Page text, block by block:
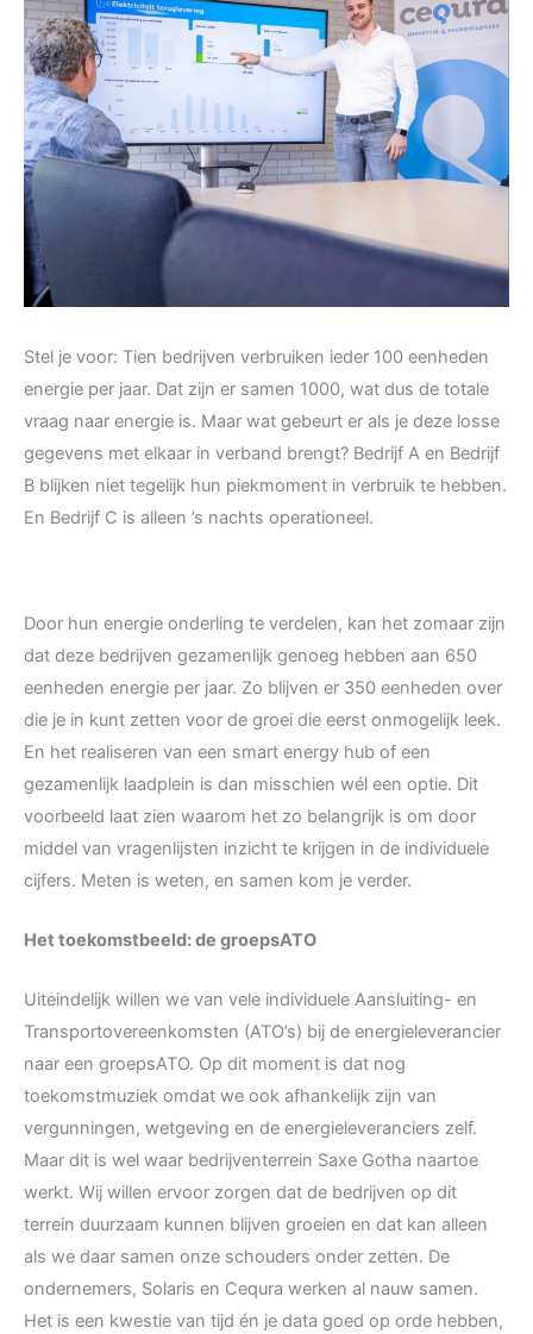
Stel je voor: Tien bedrijven verbruiken ieder 100 eenheden
energie per jaar. Dat zijn er samen 1000, wat dus de totale
vraag naar energie is. Maar wat gebeurt er als je deze losse
gegevens met elkaar in verband brengt? Bedrijf A en Bedrijf
B blijken niet tegelijk hun piekmoment in verbruik te hebben.
En Bedrijf C is alleen ’s nachts operationeel.
Door hun energie onderling te verdelen, kan het zomaar zijn
dat deze bedrijven gezamenlijk genoeg hebben aan 650
eenheden energie per jaar. Zo blijven er 350 eenheden over
die je in kunt zetten voor de groei die eerst onmogelijk leek.
En het realiseren van een smart energy hub of een
gezamenlijk laadplein is dan misschien wél een optie. Dit
voorbeeld laat zien waarom het zo belangrijk is om door
middel van vragenlijsten inzicht te krijgen in de individuele
cijfers. Meten is weten, en samen kom je verder.
Het toekomstbeeld: de groepsATO
Uiteindelijk willen we van vele individuele Aansluiting- en
Transportovereenkomsten (ATO’s) bij de energieleverancier
naar een groepsATO. Op dit moment is dat nog
toekomstmuziek omdat we ook afhankelijk zijn van
vergunningen, wetgeving en de energieleveranciers zelf.
Maar dit is wel waar bedrijventerrein Saxe Gotha naartoe
werkt. Wij willen ervoor zorgen dat de bedrijven op dit
terrein duurzaam kunnen blijven groeien en dat kan alleen
als we daar samen onze schouders onder zetten. De
ondernemers, Solaris en Cequra werken al nauw samen.
Het is een kwestie van tijd én je data goed op orde hebben,